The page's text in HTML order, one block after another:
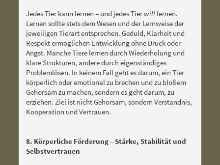
Jedes Tier kann lernen – und jedes Tierwill lernen.
Lernen sollte stets dem Wesen und der Lernweise der
jeweiligen Tierart entsprechen. Geduld, Klarheit und
Respekt ermöglichen Entwicklung ohne Druck oder
Angst. Manche Tiere lernen durch Wiederholung und
klare Strukturen, andere durch eigenständiges
Problemlösen. In keinem Fall geht es darum, ein Tier
körperlich oder emotional zu brechen und zu bloßem
Gehorsam zu machen, sondern es geht darum, zu
erziehen. Ziel ist nicht Gehorsam, sondern Verständnis,
Kooperation und Vertrauen.
8. Körperliche Förderung – Stärke, Stabilität und
Selbstvertrauen